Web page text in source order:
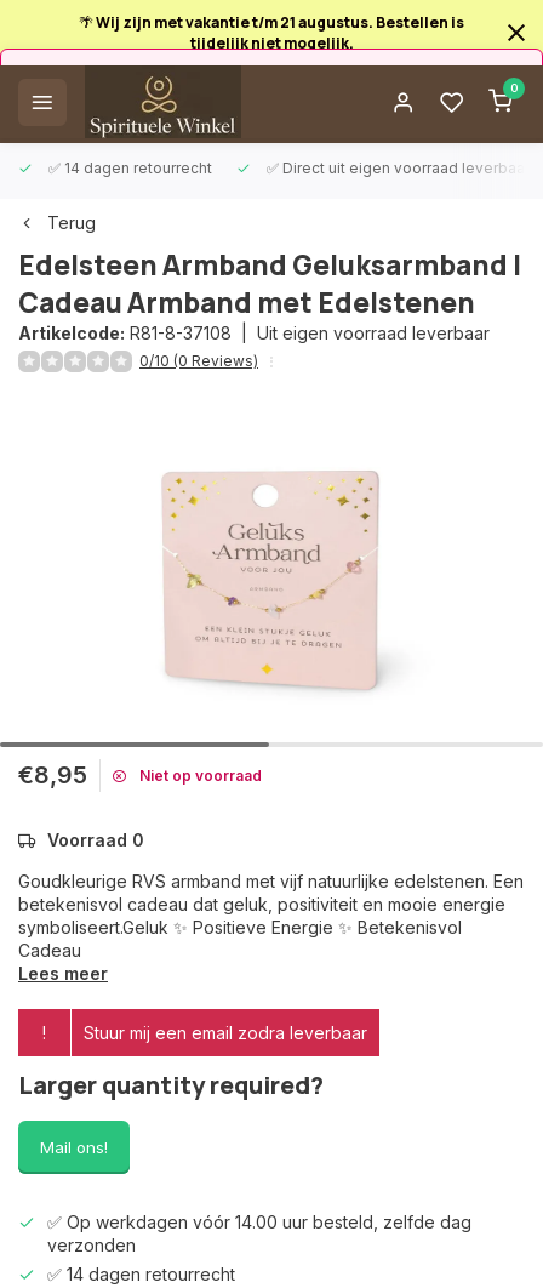
🌴 Wij zijn met vakantie t/m 21 augustus. Bestellen is
tijdelijk niet mogelijk.
0
✅ 14 dagen retourrecht ✅ Direct uit eigen voorraad leverbaar
Afrekenen is uitgeschakeld.
Terug
Edelsteen Armband Geluksarmband |
Cadeau Armband met Edelstenen
Artikelcode: R81-8-37108 | Uit eigen voorraad leverbaar
0/10 (0 Reviews)
€8,95 Niet op voorraad
Voorraad 0
Goudkleurige RVS armband met vijf natuurlijke edelstenen. Een
betekenisvol cadeau dat geluk, positiviteit en mooie energie
symboliseert.Geluk ✨ Positieve Energie ✨ Betekenisvol
Cadeau
Lees meer
! Stuur mij een email zodra leverbaar
Larger quantity required?
Mail ons!
✅ Op werkdagen vóór 14.00 uur besteld, zelfde dag
verzonden
✅ 14 dagen retourrecht